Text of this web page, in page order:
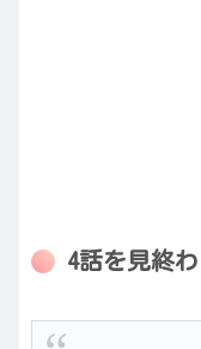
4話を見終